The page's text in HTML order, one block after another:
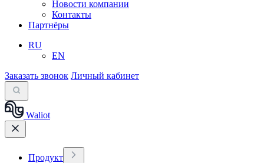
Новости компании
Контакты
Партнёры
RU
EN
Заказать звонок Личный кабинет
Waliot
Продукт